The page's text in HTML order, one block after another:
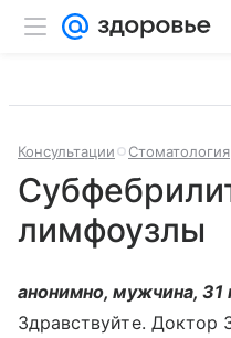
Консультации Стоматология
лимфоузлы
анонимно, мужчина, 31
Здравствуйте. Доктор